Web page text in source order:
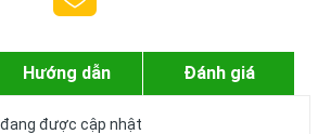
Hướng dẫn Đánh giá
được cập nhật